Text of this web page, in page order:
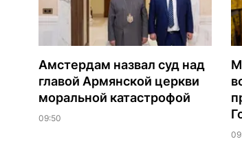
Амстердам назвал суд над
главой Армянской церкви
моральной катастрофой
09:50